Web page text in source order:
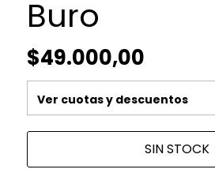
Buro
$49.000,00
Ver cuotas y descuentos
SIN STOCK